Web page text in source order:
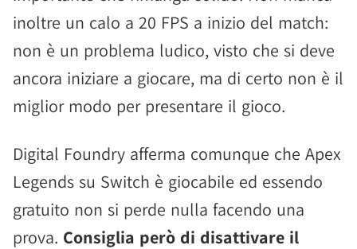
inoltre un calo a 20 FPS a inizio del match:
non è un problema ludico, visto che si deve
ancora iniziare a giocare, ma di certo non è il
miglior modo per presentare il gioco.
Digital Foundry afferma comunque che Apex
Legends su Switch è giocabile ed essendo
gratuito non si perde nulla facendo una
prova. Consiglia però di disattivare il